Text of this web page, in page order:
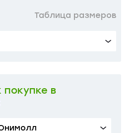
Таблица размеров
в